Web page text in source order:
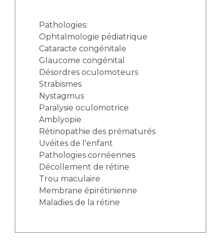
Pathologies:
Ophtalmologie pédiatrique
Cataracte congénitale
Glaucome congénital
Désordres oculomoteurs
Strabismes
Nystagmus
Paralysie oculomotrice
Amblyopie
Rétinopathie des prématurés
Uvéites de l'enfant
Pathologies cornéennes
Décollement de rétine
Trou maculaire
Membrane épirétinienne
Maladies de la rétine